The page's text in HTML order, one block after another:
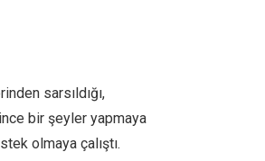
sarsıldığı,
bir şeyler yapmaya
olmaya çalıştı.